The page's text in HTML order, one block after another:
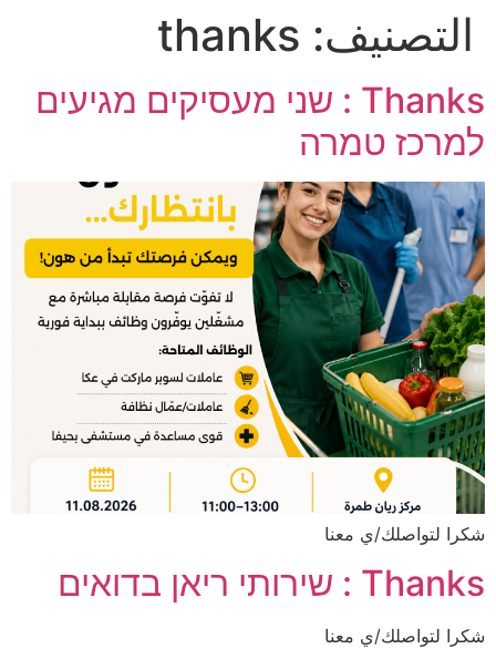
التصنيف: thanks
Thanks : שני מעסיקים מגיעים
למרכז טמרה
شكرا لتواصلك/ي معنا
Thanks : שירותי ריאן בדואים
شكرا لتواصلك/ي معنا